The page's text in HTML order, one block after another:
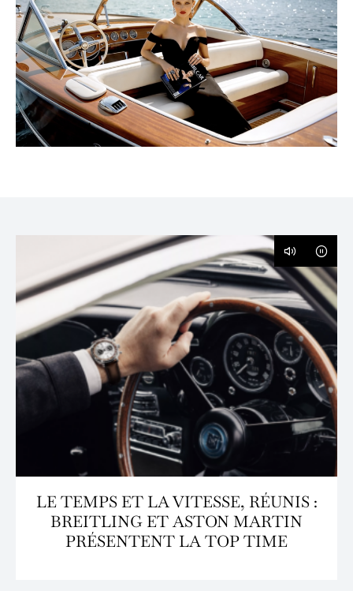
LE TEMPS ET LA VITESSE, RÉUNIS :
BREITLING ET ASTON MARTIN
PRÉSENTENT LA TOP TIME